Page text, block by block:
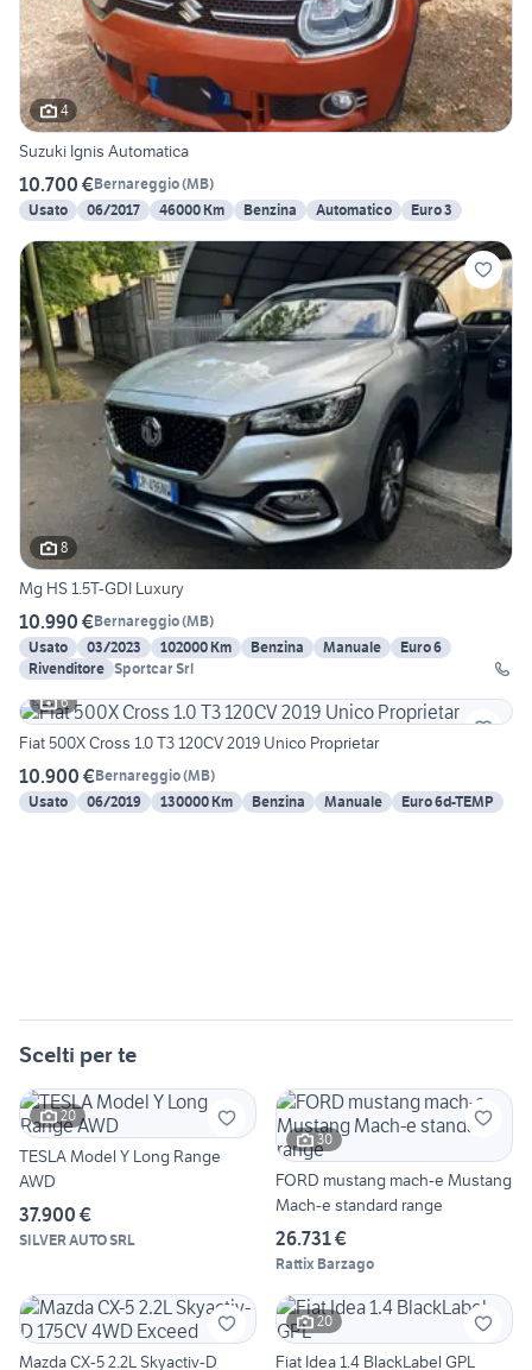
4
Suzuki Ignis Automatica
10.700 €Bernareggio(MB)
Usato
06/2017 46000 Km Benzina Automatico Euro 3
8
Mg HS 1.5T-GDI Luxury
10.990 €Bernareggio(MB)
Usato
03/2023 102000 Km Benzina Manuale
Euro 6
Rivenditore Sportcar Srl
6
Fiat 500X Cross 1.0 T3 120CV 2019 Unico Proprietar
10.900 €Bernareggio(MB)
Usato
06/2019 130000 Km Benzina Manuale Euro 6d-TEMP
Scelti per te
20
TESLA Model Y Long Range
AWD
37.900 €
SILVER AUTO SRL
30
FORD mustang mach-e Mustang
Mach-e standard range
26.731 €
Rattix Barzago
Mazda CX-5 2.2L Skyactiv-D
20
Fiat Idea 1.4 BlackLabel GPL